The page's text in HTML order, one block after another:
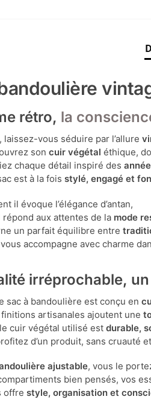
rétro, la
laissez-vous séduire par l’allure
soncuir végétal éthique,
chaque détail inspiré des
est à la fois stylé, engagé et
il évoque l’élégance d’antan,
répond aux attentes de la mode
un parfait équilibre entre
accompagne avec charme
irréprochable,
sac à bandoulière est conçu en
finitions artisanales ajoutent une
cuir végétal utilisé estdurable,
d’un produit, sans cruauté
ajustable, vous le
bien pensés, vos
offre style, organisation et